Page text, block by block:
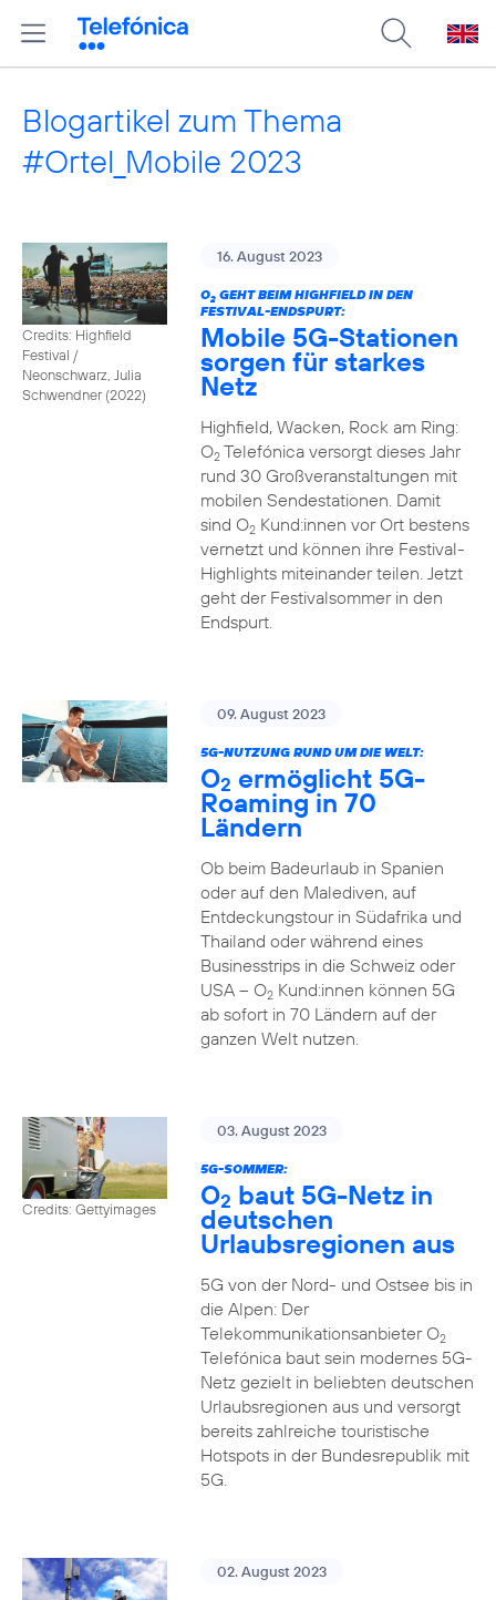
Blogartikel zum Thema
#Ortel_Mobile 2023
Credits: Highfield
Festival /
Neonschwarz, Julia
Schwendner (2022)
16. August 2023
O2GEHT BEIM HIGHFIELD IN DEN
FESTIVAL-ENDSPURT:
Mobile 5G-Stationen
sorgen für starkes
Netz
Highfield, Wacken, Rock am Ring:
O2Telefónica versorgt dieses Jahr
rund 30 Großveranstaltungen mit
mobilen Sendestationen. Damit
sind O2Kund:innen vor Ort bestens
vernetzt und können ihre Festival-
Highlights miteinander teilen. Jetzt
geht der Festivalsommer in den
Endspurt.
09. August 2023
5G-NUTZUNG RUND UM DIE WELT:
O2 ermöglicht 5G-
Roaming in 70
Ländern
Ob beim Badeurlaub in Spanien
oder auf den Malediven, auf
Entdeckungstour in Südafrika und
Thailand oder während eines
Businesstrips in die Schweiz oder
USA – O2Kund:innen können 5G
ab sofort in 70 Ländern auf der
ganzen Welt nutzen.
Credits: Gettyimages
03. August 2023
5G-SOMMER:
O2 baut 5G-Netz in
deutschen
Urlaubsregionen aus
5G von der Nord- und Ostsee bis in
die Alpen: Der
Telekommunikationsanbieter O2
Telefónica baut sein modernes 5G-
Netz gezielt in beliebten deutschen
Urlaubsregionen aus und versorgt
bereits zahlreiche touristische
Hotspots in der Bundesrepublik mit
5G.
02. August 2023